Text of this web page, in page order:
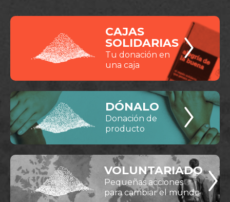
CAJAS
SOLIDARIAS
Tu donación en
una caja
DÓNALO
Donación de
producto
VOLUNTARIADO
Pequeñas acciones
para cambiar el mundo